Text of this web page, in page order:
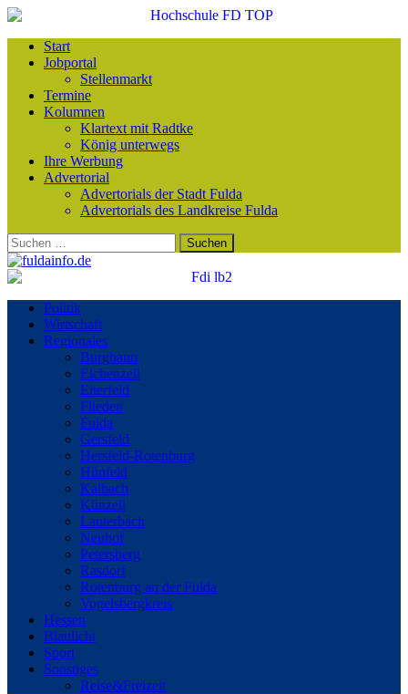
Start
Jobportal
Stellenmarkt
Termine
Kolumnen
Klartext mit Radtke
König unterwegs
Ihre Werbung
Advertorial
Advertorials der Stadt Fulda
Advertorials des Landkreise Fulda
Suchen
nach:
Politik
Wirtschaft
Regionales
Burghaun
Eichenzell
Eiterfeld
Flieden
Fulda
Gersfeld
Hersfeld-Rotenburg
Hünfeld
Kalbach
Künzell
Lauterbach
Neuhof
Petersberg
Rasdorf
Rotenburg an der Fulda
Vogelsbergkreis
Hessen
Blaulicht
Sport
Sonstiges
Reise&Freizeit